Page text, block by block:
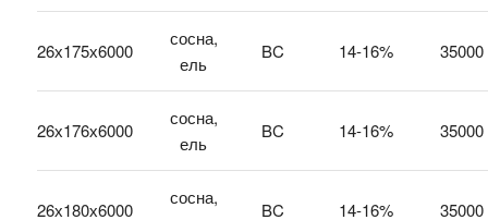
26х175х6000
сосна,
ель
BC 14-16% 35000
26х176х6000
сосна,
ель
BC 14-16% 35000
26х180х6000
сосна,
BC 14-16% 35000